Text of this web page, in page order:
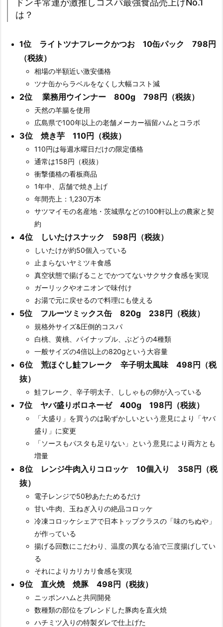
は？
1位 ライトツナフレークかつお 10缶パック 798円
（税抜）
相場の半額近い激安価格
ツナ缶からラベルをなくし大幅コスト減
2位 業務用ウインナー 800g 798円（税抜）
天然の羊腸を使用
広島県で100年以上の老舗メーカー福留ハムとコラボ
3位 焼き芋 110円（税抜）
110円は毎週水曜日だけの限定価格
通常は158円（税抜）
衝撃価格の看板商品
1年中、店舗で焼き上げ
年間売上：1,230万本
サツマイモの名産地・茨城県などの100軒以上の農家と契
約
4位 しいたけスナック 598円（税抜）
しいたけが約50個入っている
止まらないヤミツキ食感
真空状態で揚げることでかつてないサクサク食感を実現
ガーリックやオニオンで味付け
お湯で元に戻せるので料理にも使える
5位 フルーツミックス缶 820g 238円（税抜）
規格外サイズ&圧倒的コスパ
白桃、黄桃、パイナップル、ぶどうの4種類
一般サイズの4倍以上の820gという大容量
6位 荒ほぐし鮭フレーク 辛子明太風味 498円（税
抜）
鮭フレーク、辛子明太子、ししゃもの卵が入っている
7位 ヤバ盛りボロネーゼ 400g 198円（税抜）
「大盛り」を買うのは恥ずかしいという意見により「ヤバ
盛り」に変更
「ソースもパスタも足りない」という意見により両方とも
増量
8位 レンジ牛肉入りコロッケ 10個入り 358円（税
抜）
電子レンジで50秒あたためるだけ
甘い牛肉、玉ねぎ入りの絶品コロッケ
冷凍コロッケシェアで日本トップクラスの「味のちぬや」
が作っている
揚げる回数にこだわり、温度の異なる油で三度揚げしてい
る
それによりカリカリ食感を実現
9位 直火焼 焼豚 498円（税抜）
ニッポンハムと共同開発
数種類の部位をブレンドした豚肉を直火焼
ハチミツ入りの特製ダレで仕上げた